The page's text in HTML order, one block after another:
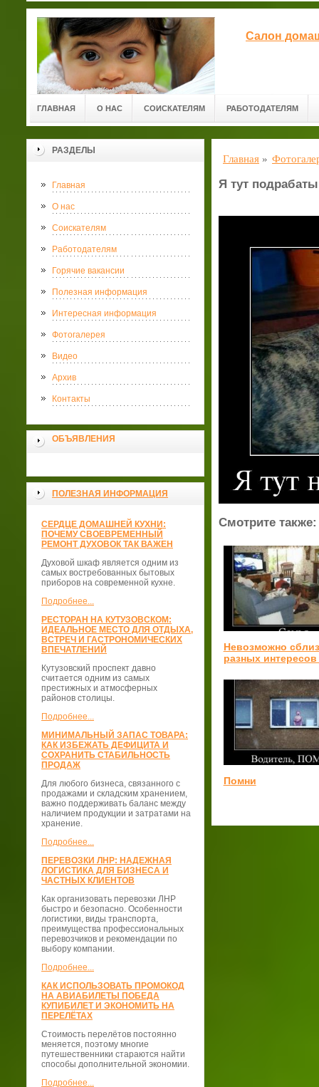
Салон
ГЛАВНАЯ О НАС СОИСКАТЕЛЯМ РАБОТОДАТЕЛЯМ
РАЗДЕЛЫ
Главная
О нас
Соискателям
Работодателям
Горячие вакансии
Полезная информация
Интересная информация
Фотогалерея
Видео
Архив
Контакты
ОБЪЯВЛЕНИЯ
ПОЛЕЗНАЯ ИНФОРМАЦИЯ
СЕРДЦЕ ДОМАШНЕЙ КУХНИ:
ПОЧЕМУ СВОЕВРЕМЕННЫЙ
РЕМОНТ ДУХОВОК ТАК ВАЖЕН
Духовой шкаф является одним из
самых востребованных бытовых
приборов на современной кухне.
Подробнее...
РЕСТОРАН НА КУТУЗОВСКОМ:
ИДЕАЛЬНОЕ МЕСТО ДЛЯ ОТДЫХА,
ВСТРЕЧ И ГАСТРОНОМИЧЕСКИХ
ВПЕЧАТЛЕНИЙ
Кутузовский проспект давно
считается одним из самых
престижных и атмосферных
районов столицы.
Подробнее...
МИНИМАЛЬНЫЙ ЗАПАС ТОВАРА:
КАК ИЗБЕЖАТЬ ДЕФИЦИТА И
СОХРАНИТЬ СТАБИЛЬНОСТЬ
ПРОДАЖ
Для любого бизнеса, связанного с
продажами и складским хранением,
важно поддерживать баланс между
наличием продукции и затратами на
хранение.
Подробнее...
ПЕРЕВОЗКИ ЛНР: НАДЕЖНАЯ
ЛОГИСТИКА ДЛЯ БИЗНЕСА И
ЧАСТНЫХ КЛИЕНТОВ
Как организовать перевозки ЛНР
быстро и безопасно. Особенности
логистики, виды транспорта,
преимущества профессиональных
перевозчиков и рекомендации по
выбору компании.
Подробнее...
КАК ИСПОЛЬЗОВАТЬ ПРОМОКОД
НА АВИАБИЛЕТЫ ПОБЕДА
КУПИБИЛЕТ И ЭКОНОМИТЬ НА
ПЕРЕЛЁТАХ
Стоимость перелётов постоянно
меняется, поэтому многие
путешественники стараются найти
способы дополнительной экономии.
Подробнее...
Главная »
Я тут
Смотрите также:
Невозможно
разных
Помни